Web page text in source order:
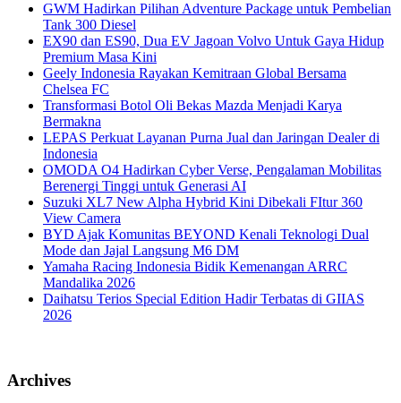
GWM Hadirkan Pilihan Adventure Package untuk Pembelian
Tank 300 Diesel
EX90 dan ES90, Dua EV Jagoan Volvo Untuk Gaya Hidup
Premium Masa Kini
Geely Indonesia Rayakan Kemitraan Global Bersama
Chelsea FC
Transformasi Botol Oli Bekas Mazda Menjadi Karya
Bermakna
LEPAS Perkuat Layanan Purna Jual dan Jaringan Dealer di
Indonesia
OMODA O4 Hadirkan Cyber Verse, Pengalaman Mobilitas
Berenergi Tinggi untuk Generasi AI
Suzuki XL7 New Alpha Hybrid Kini Dibekali FItur 360
View Camera
BYD Ajak Komunitas BEYOND Kenali Teknologi Dual
Mode dan Jajal Langsung M6 DM
Yamaha Racing Indonesia Bidik Kemenangan ARRC
Mandalika 2026
Daihatsu Terios Special Edition Hadir Terbatas di GIIAS
2026
Archives